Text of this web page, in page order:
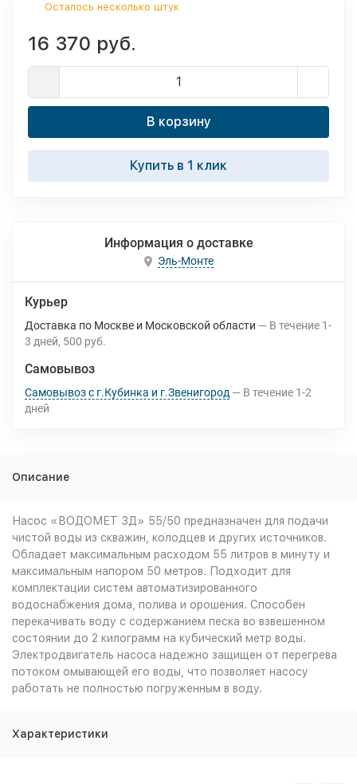
Осталось несколько штук
16 370 руб.
В корзину
Купить в 1 клик
Информация о доставке
Эль-Монте
Курьер
Доставка по Москве и Московской области В течение 1-
3 дней 500 руб.
Самовывоз
Самовывоз с г.Кубинка и г.Звенигород В течение 1-2
дней
Описание
Насос «ВОДОМЕТ 3Д» 55/50 предназначен для подачи
чистой воды из скважин, колодцев и других источников.
Обладает максимальным расходом 55 литров в минуту и
максимальным напором 50 метров. Подходит для
комплектации систем автоматизированного
водоснабжения дома, полива и орошения. Способен
перекачивать воду с содержанием песка во взвешенном
состоянии до 2 килограмм на кубический метр воды.
Электродвигатель насоса надежно защищен от перегрева
потоком омывающей его воды, что позволяет насосу
работать не полностью погруженным в воду.
Характеристики